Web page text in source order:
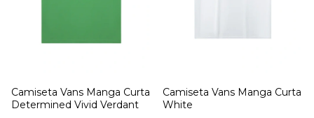
Camiseta Vans Manga Curta
Determined Vivid Verdant
Camiseta Vans Manga Curta
White